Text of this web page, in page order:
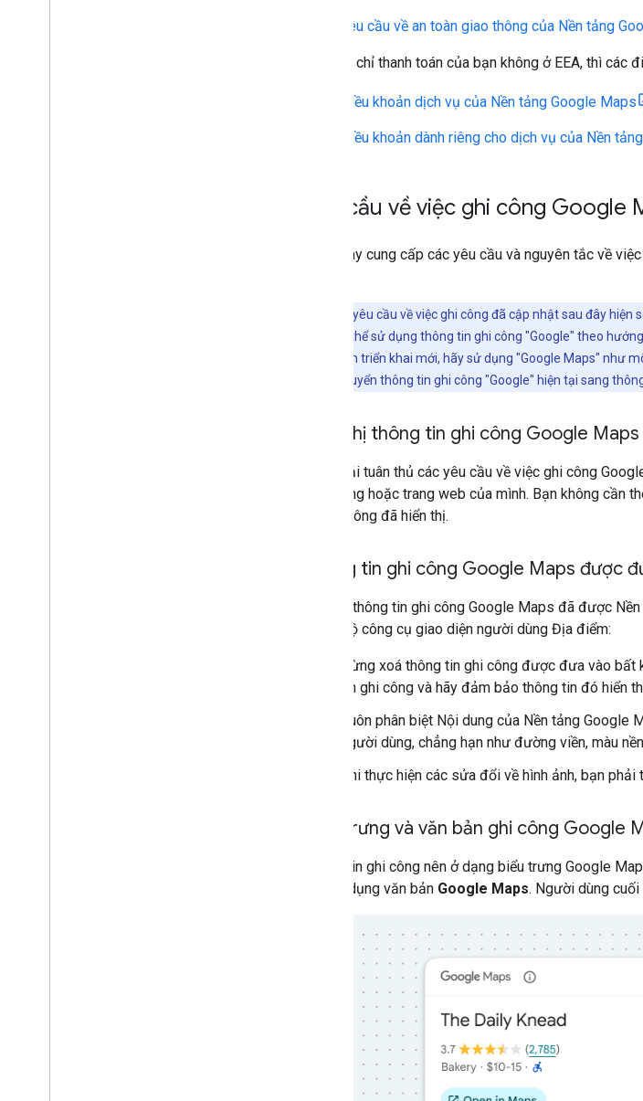
Yêu cầu về an toàn giao thông của Nền tảng
Nếu địa chỉ thanh toán của bạn không ở EEA, thì
Điều khoản dịch vụ của Nền tảng Google Maps
Điều khoản dành riêng cho dịch vụ của Nền
Yêu cầu về việc ghi công Google
Phần này cung cấp các yêu cầu và nguyên tắc về
Các yêu cầu về việc ghi công đã cập nhật sau đây
tại của bạn có thể sử dụng thông tin ghi công "Google" theo
Đối với các cách triển khai mới, hãy sử dụng "Google Maps" như
để giúp bạn chuyển thông tin ghi công "Google" hiện tại sang
Hiển thị thông tin ghi công Google Maps
Bạn phải tuân thủ các yêu cầu về việc ghi công
ứng dụng hoặc trang web của mình. Bạn không cần
tin ghi công đã hiển thị.
Thông tin ghi công Google Maps được
Đối với thông tin ghi công Google Maps đã được
trong Bộ công cụ giao diện người dùng Địa điểm:
Đừng xoá thông tin ghi công được đưa vào
tin ghi công và hãy đảm bảo thông tin đó hiển
Luôn phân biệt Nội dung của Nền tảng
người dùng, chẳng hạn như đường viền, màu
Khi thực hiện các sửa đổi về hình ảnh, bạn
Biểu trưng và văn bản ghi công Google
Thông tin ghi công nên ở dạng biểu trưng Google
thể sử dụng văn bản Google Maps. Người dùng